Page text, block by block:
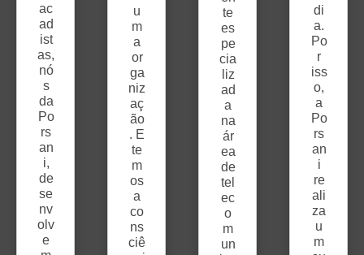
ac
ad
ist
as,
nó
s
da
Po
rs
an
i,
de
se
nv
olv
e
u
m
a
or
ga
niz
aç
ão
. E
te
m
os
a
co
ns
ciê
te
es
pe
cia
liz
ad
a
na
ár
ea
de
tel
ec
o
m
un
di
a.
Po
r
iss
o,
a
Po
rs
an
i
re
ali
za
u
m